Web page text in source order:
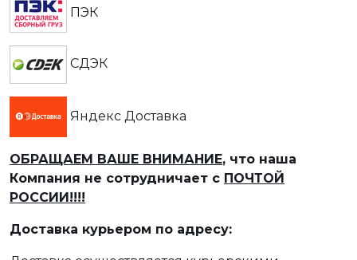
ПЭК
СДЭК
Яндекс Доставка
ОБРАЩАЕМ ВАШЕ ВНИМАНИЕ, что наша
Компания не сотрудничает с ПОЧТОЙ
РОССИИ!!!!
Доставка курьером по адресу: